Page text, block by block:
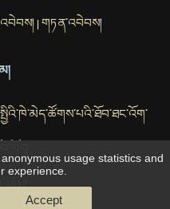
གཏན་འབེབས།
4812
usage statistics and
experience.
Accept